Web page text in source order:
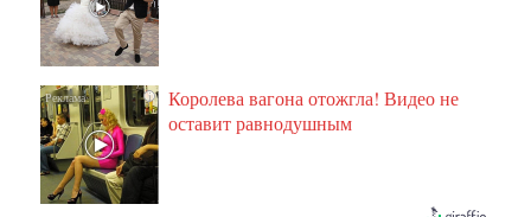
i
Королева вагона отожгла! Видео не
оставит равнодушным